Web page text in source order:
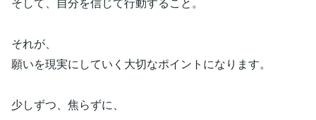
それが、
願いを現実にしていく大切なポイントになります。
少しずつ、焦らずに、